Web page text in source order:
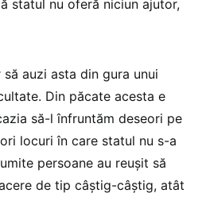
statul nu oferă niciun ajutor,
auzi asta din gura unui
Din păcate acesta e
să-l înfruntăm deseori pe
locuri în care statul nu s-a
persoane au reușit să
de tip câștig-câștig, atât